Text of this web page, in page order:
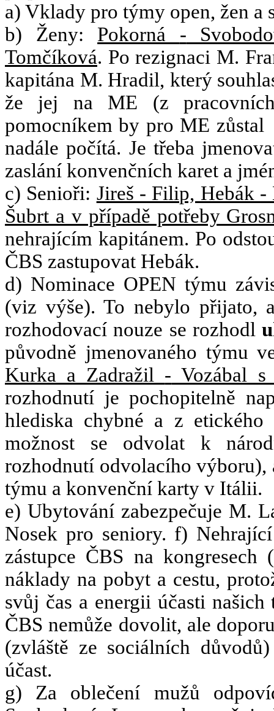
a) Vklady pro týmy open, žen a
b) Ženy: Pokorná -
Tomčíková. Po rezignaci M.
kapitána M. Hradil, který
že jej na ME (z
pomocníkem by pro ME zůstal
nadále počítá. Je třeba
zaslání konvenčních karet a
c) Senioři: Jireš - Filip, Hebák -
Šubrt a v případě potřeby
nehrajícím kapitánem. Po
ČBS zastupovat Hebák.
d) Nominace OPEN týmu
(viz výše). To nebylo přijato,
rozhodovací nouze se rozhodl
původně jmenovaného týmu
Kurka a Zadražil - Vozábal s
rozhodnutí je pochopitelně
hlediska chybné a z etického
možnost se odvolat k
rozhodnutí odvolacího výboru),
týmu a konvenční karty v Itálii.
e) Ubytování zabezpečuje M.
Nosek pro seniory. f) Ne
zástupce ČBS na
náklady na pobyt a cestu,
svůj čas a energii účasti
ČBS nemůže dovolit, ale
(zvláště ze sociálních důvodů)
účast.
g) Za oblečení mužů